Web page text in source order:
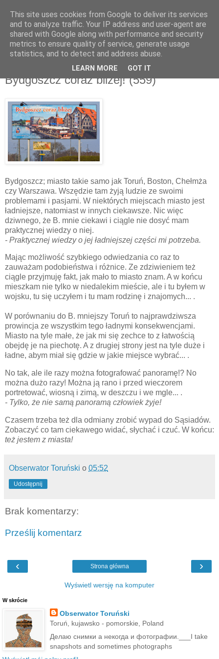
czwartek, 21 kwietnia 2011
Bydgoszcz coraz bliżej! (559)
Bydgoszcz; miasto takie samo jak Toruń, Boston, Chełmża
czy Warszawa. Wszędzie tam żyją ludzie ze swoimi
problemami i pasjami. W niektórych miejscach miasto jest
ładniejsze, natomiast w innych ciekawsze. Nic więc
dziwnego, że B. mnie ciekawi i ciągle nie dosyć mam
praktycznej wiedzy o niej.
- Praktycznej wiedzy o jej ładniejszej części mi potrzeba.
Mając możliwość szybkiego odwiedzania co raz to
zauważam podobieństwa i różnice. Ze zdziwieniem też
ciągle przyjmuję fakt, jak mało to miasto znam. A w końcu
mieszkam nie tylko w niedalekim mieście, ale i tu byłem w
wojsku, tu się uczyłem i tu mam rodzinę i znajomych... .
W porównaniu do B. mniejszy Toruń to najprawdziwsza
prowincja ze wszystkim tego ładnymi konsekwencjami.
Miasto na tyle małe, że jak mi się zechce to z łatwością
obejdę je na piechotę. A z drugiej strony jest na tyle duże i
ładne, abym miał się gdzie w jakie miejsce wybrać... .
No tak, ale ile razy można fotografować panoramę!? No
można dużo razy! Można ją rano i przed wieczorem
portretować, wiosną i zimą, w deszczu i we mgle... .
- Tylko, że nie samą panoramą człowiek żyje!
Czasem trzeba też dla odmiany zrobić wypad do Sąsiadów.
Zobaczyć co tam ciekawego widać, słychać i czuć. W końcu:
też jestem z miasta!
Obserwator Toruński o 05:52
Udostępnij
Brak komentarzy:
Prześlij komentarz
‹ ›
Strona główna
Wyświetl wersję na komputer
W skrócie
Obserwator Toruński
Toruń, kujawsko - pomorskie, Poland
Делаю снимки а некогда и фотографии.___I take
snapshots and sometimes photographs
This site uses cookies from Google to deliver its services
and to analyze traffic. Your IP address and user-agent are
shared with Google along with performance and security
metrics to ensure quality of service, generate usage
statistics, and to detect and address abuse.
LEARN MORE GOT IT